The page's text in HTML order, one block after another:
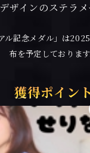
ザインのステラ
ル記念メダル」は
布を予定しております
獲得ポイント